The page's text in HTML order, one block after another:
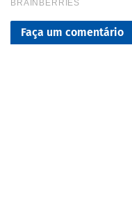
Faça um comentário